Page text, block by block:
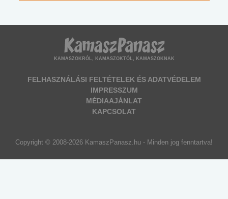
KAMASZOKRÓL, KAMASZOKTÓL, KAMASZOKNAK
FELHASZNÁLÁSI FELTÉTELEK ÉS ADATVÉDELEM
IMPRESSZUM
MÉDIAAJÁNLAT
KAPCSOLAT
Copyright © 2008-2026 KamaszPanasz.hu - Minden jog fenntartva!